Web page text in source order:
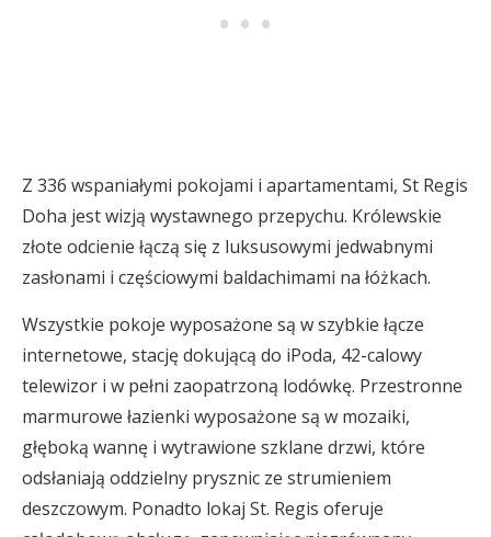
Z 336 wspaniałymi pokojami i apartamentami, St Regis
Doha jest wizją wystawnego przepychu. Królewskie
złote odcienie łączą się z luksusowymi jedwabnymi
zasłonami i częściowymi baldachimami na łóżkach.
Wszystkie pokoje wyposażone są w szybkie łącze
internetowe, stację dokującą do iPoda, 42-calowy
telewizor i w pełni zaopatrzoną lodówkę. Przestronne
marmurowe łazienki wyposażone są w mozaiki,
głęboką wannę i wytrawione szklane drzwi, które
odsłaniają oddzielny prysznic ze strumieniem
deszczowym. Ponadto lokaj St. Regis oferuje